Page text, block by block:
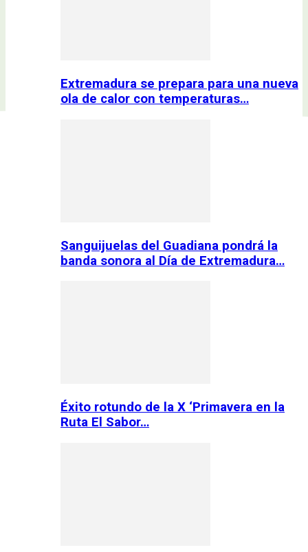
Extremadura se prepara para una nueva
ola de calor con temperaturas…
Sanguijuelas del Guadiana pondrá la
banda sonora al Día de Extremadura…
Éxito rotundo de la X ‘Primavera en la
Ruta El Sabor…